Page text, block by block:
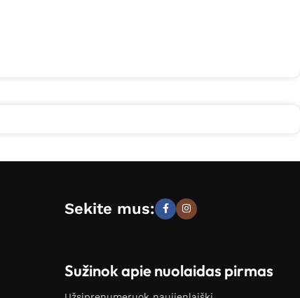
Sekite mus:
Sužinok apie nuolaidas pirmas